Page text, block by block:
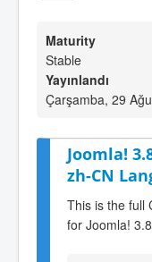
Maturity
Stable
Yayınlandı
Çarşamba, 29
Joomla!
zh-CN
This is the full
for Joomla!